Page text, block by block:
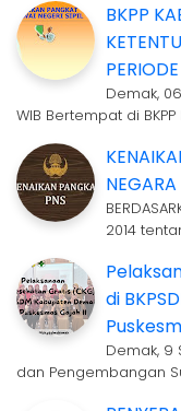
BKPP
Demak,
WIB Bertempat di
NEGARA
2014
di
Demak, 9
dan Pengembangan